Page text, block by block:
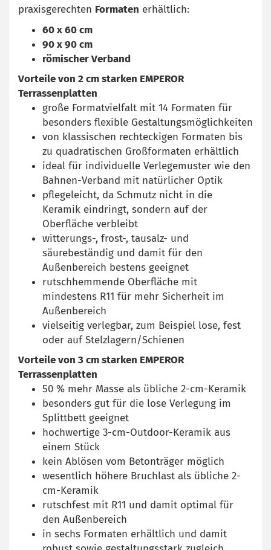
praxisgerechten Formaten erhältlich:
60 x 60 cm
90 x 90 cm
römischer Verband
Vorteile von 2 cm starken EMPEROR
Terrassenplatten
große Formatvielfalt mit 14 Formaten für
besonders flexible Gestaltungsmöglichkeiten
von klassischen rechteckigen Formaten bis
zu quadratischen Großformaten erhältlich
ideal für individuelle Verlegemuster wie den
Bahnen-Verband mit natürlicher Optik
pflegeleicht, da Schmutz nicht in die
Keramik eindringt, sondern auf der
Oberfläche verbleibt
witterungs-, frost-, tausalz- und
säurebeständig und damit für den
Außenbereich bestens geeignet
rutschhemmende Oberfläche mit
mindestens R11 für mehr Sicherheit im
Außenbereich
vielseitig verlegbar, zum Beispiel lose, fest
oder auf Stelzlagern/Schienen
Vorteile von 3 cm starken EMPEROR
Terrassenplatten
50 % mehr Masse als übliche 2-cm-Keramik
besonders gut für die lose Verlegung im
Splittbett geeignet
hochwertige 3-cm-Outdoor-Keramik aus
einem Stück
kein Ablösen vom Betonträger möglich
wesentlich höhere Bruchlast als übliche 2-
cm-Keramik
rutschfest mit R11 und damit optimal für
den Außenbereich
in sechs Formaten erhältlich und damit